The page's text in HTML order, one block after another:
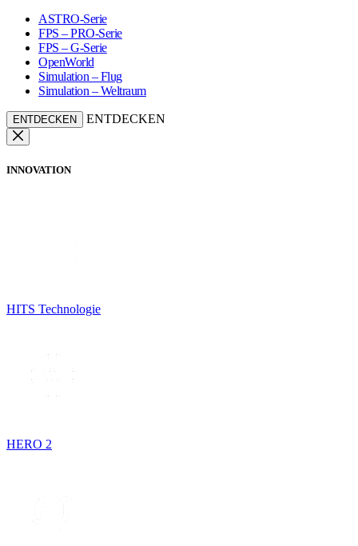
ASTRO-Serie
FPS – PRO-Serie
FPS – G-Serie
OpenWorld
Simulation – Flug
Simulation – Weltraum
ENTDECKEN ENTDECKEN
INNOVATION
HITS Technologie
HERO 2